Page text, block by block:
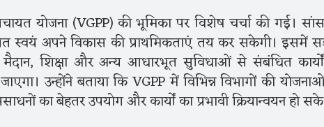
योजना (VGPP) की भूमिका पर विशेष चर्चा की गई।
स्वयं अपने विकास की प्राथमिकताएं तय कर सकेगी। इसमें
शिक्षा और अन्य आधारभूत सुविधाओं से संबंधित
उन्होंने बताया कि VGPP में विभिन्न विभागों की
का बेहतर उपयोग और कार्यों का प्रभावी क्रियान्वयन हो